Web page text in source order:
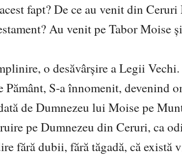
fapt? De ce au venit din
Au venit pe Tabor Moise
o desăvârşire a Legii Vechi.
S-a înnomenit, devenind
de Dumnezeu lui Moise pe
pe Dumnezeu din Ceruri, ca
fără dubii, fără tăgadă, că există